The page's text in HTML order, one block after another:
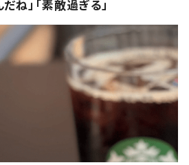
ね」「素敵過ぎる」